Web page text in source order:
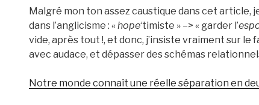
Malgré mon ton assez caustique dans cet
dans l’anglicisme : «hope‘timiste » –> « garder l’
vide, après tout !, et donc, j’insiste vraiment sur le
avec audace, et dépasser des schémas
Notre monde connaît une réelle séparation en